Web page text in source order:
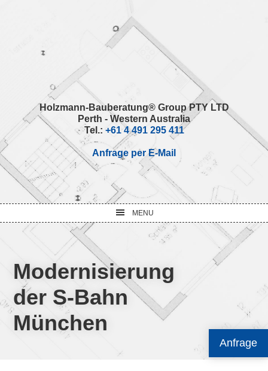
Anfrage
navigation
Holzmann-Bauberatung® Group PTY LTD
Perth - Western Australia
Tel.: +61 4 491 295 411
Anfrage per E-Mail
MENU
Modernisierung
der S-Bahn
München